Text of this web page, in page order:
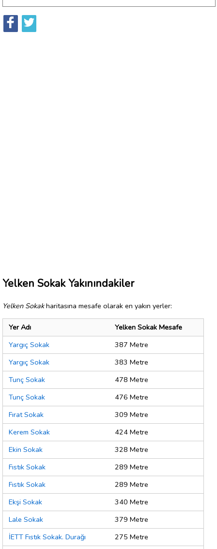
Yelken Sokak Yakınındakiler
Yelken Sokakharitasına mesafe olarak en yakın yerler:
Yer Adı
Yelken Sokak Mesafe
Yargıç Sokak
387 Metre
Yargıç Sokak
383 Metre
Tunç Sokak
478 Metre
Tunç Sokak
476 Metre
Fırat Sokak
309 Metre
Kerem Sokak
424 Metre
Ekin Sokak
328 Metre
Fıstık Sokak
289 Metre
Fıstık Sokak
289 Metre
Ekşi Sokak
340 Metre
Lale Sokak
379 Metre
İETT Fıstık Sokak. Durağı
275 Metre